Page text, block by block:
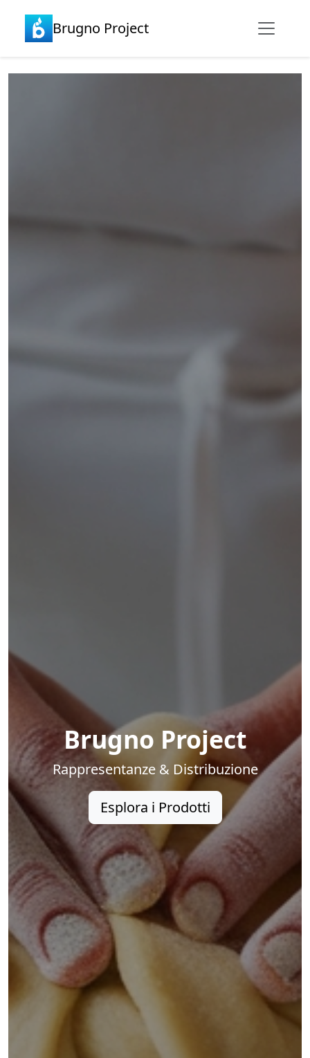
Brugno Project
Brugno Project
Rappresentanze & Distribuzione
Esplora i Prodotti